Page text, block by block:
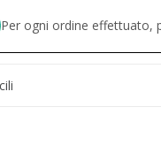
Per ogni ordine effettuato,